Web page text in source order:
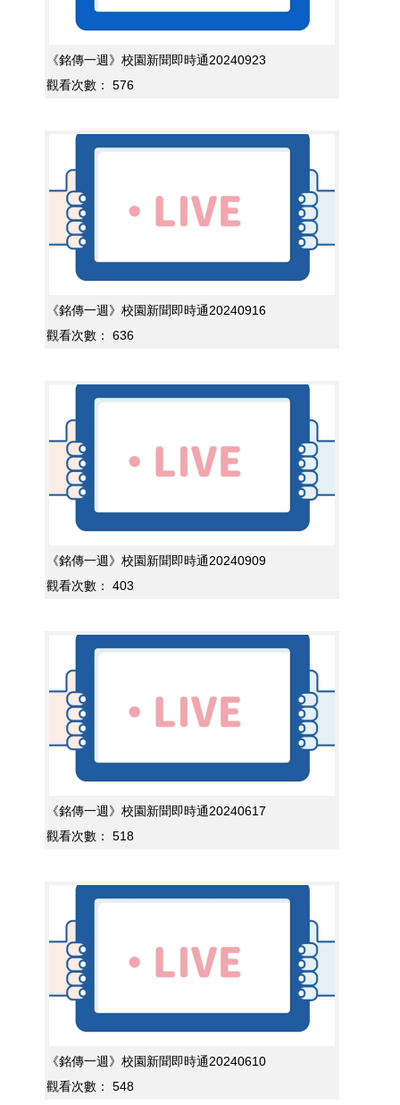
《銘傳一週》校園新聞即時通20240923
觀看次數：
576
《銘傳一週》校園新聞即時通20240916
觀看次數：
636
《銘傳一週》校園新聞即時通20240909
觀看次數：
403
《銘傳一週》校園新聞即時通20240617
觀看次數：
518
《銘傳一週》校園新聞即時通20240610
觀看次數：
548